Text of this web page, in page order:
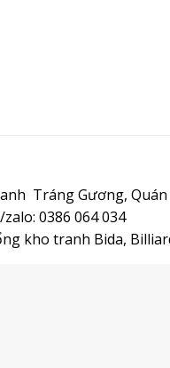
Tráng Gương, Quán
0386 064 034
kho tranh Bida,